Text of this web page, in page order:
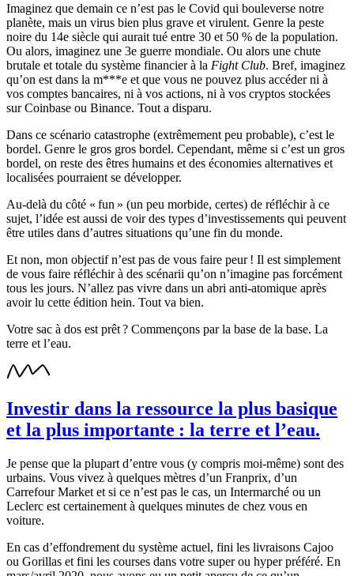
Imaginez que demain ce n’est pas le Covid qui bouleverse notre
planète, mais un virus bien plus grave et virulent. Genre la peste
noire du 14e siècle qui aurait tué entre 30 et 50 % de la population.
Ou alors, imaginez une 3e guerre mondiale. Ou alors une chute
brutale et totale du système financier à la Fight Club. Bref, imaginez
qu’on est dans la m***e et que vous ne pouvez plus accéder ni à
vos comptes bancaires, ni à vos actions, ni à vos cryptos stockées
sur Coinbase ou Binance. Tout a disparu.
Dans ce scénario catastrophe (extrêmement peu probable), c’est le
bordel. Genre le gros gros bordel. Cependant, même si c’est un gros
bordel, on reste des êtres humains et des économies alternatives et
localisées pourraient se développer.
Au-delà du côté « fun » (un peu morbide, certes) de réfléchir à ce
sujet, l’idée est aussi de voir des types d’investissements qui peuvent
être utiles dans d’autres situations qu’une fin du monde.
Et non, mon objectif n’est pas de vous faire peur ! Il est simplement
de vous faire réfléchir à des scénarii qu’on n’imagine pas forcément
tous les jours. N’allez pas vivre dans un abri anti-atomique après
avoir lu cette édition hein. Tout va bien.
Votre sac à dos est prêt ? Commençons par la base de la base. La
terre et l’eau.
Investir dans la ressource la plus basique
et la plus importante : la terre et l’eau.
Je pense que la plupart d’entre vous (y compris moi-même) sont des
urbains. Vous vivez à quelques mètres d’un Franprix, d’un
Carrefour Market et si ce n’est pas le cas, un Intermarché ou un
Leclerc est certainement à quelques minutes de chez vous en
voiture.
En cas d’effondrement du système actuel, fini les livraisons Cajoo
ou Gorillas et fini les courses dans votre super ou hyper préféré. En